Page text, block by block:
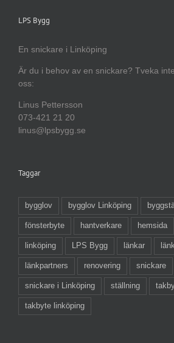
LPS Bygg
En snickare i Linköping
Är du i behov av en snickare? Tveka
oss:
Linus Pettersson
073-421 21 20
linus@lpsbygg.se
Taggar
bygglov bygglov Linköping
fönsterbyte hantverkare hemsida
linköping LPS Bygg länkar
länkpartners renovering snickare
snickare i Linköping ställning
takbyte linköping